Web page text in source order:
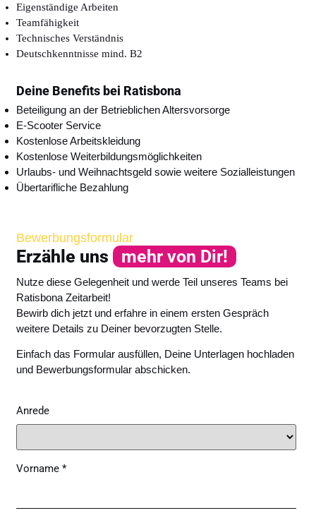
Eigenständige Arbeiten
Teamfähigkeit
Technisches Verständnis
Deutschkenntnisse mind. B2
Deine Benefits bei Ratisbona
Beteiligung an der Betrieblichen Altersvorsorge
E-Scooter Service
Kostenlose Arbeitskleidung
Kostenlose Weiterbildungsmöglichkeiten
Urlaubs- und Weihnachtsgeld sowie weitere Sozialleistungen
Übertarifliche Bezahlung
Bewerbungsformular
Erzähle uns mehr von Dir!
Nutze diese Gelegenheit und werde Teil unseres Teams bei
Ratisbona Zeitarbeit!
Bewirb dich jetzt und erfahre in einem ersten Gespräch
weitere Details zu Deiner bevorzugten Stelle.
Einfach das Formular ausfüllen, Deine Unterlagen hochladen
und Bewerbungsformular abschicken.
Anrede
Vorname *